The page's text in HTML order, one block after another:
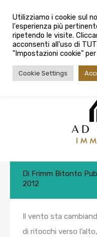
Dalle banche
Di Frimm Bitonto
2012
Il vento sta
di ritocchi verso
Utilizziamo i cookie sul
l'esperienza più
ripetendo le visite.
acconsenti all'uso di
"Impostazioni cookie"
Cookie Settings